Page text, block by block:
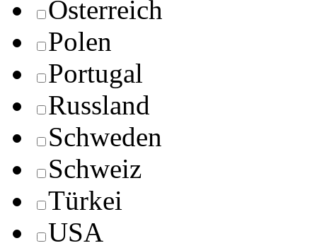
Österreich
Polen
Portugal
Russland
Schweden
Schweiz
Türkei
USA